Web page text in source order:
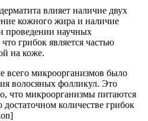
влияет наличие двух
кожного жира и наличие
проведении научных
грибок является частью
на коже.
всего микроорганизмов было
волосяных фолликул. Это
что микроорганизмы питаются
количестве грибок